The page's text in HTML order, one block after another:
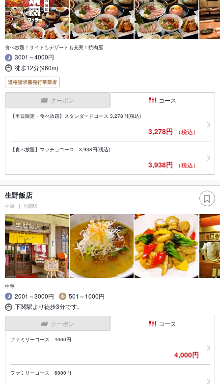
食べ放題！サイドもデザートも充実！焼肉屋
3001～4000円
徒歩12分(960m)
適格請求書発行事業者
クーポン コース
【平日限定・食べ放題】スタンダードコース 3,278円(税込)
3,278円 （税込）
【食べ放題】マッチョコース 3,938円(税込)
3,938円 （税込）
生野飯店
中華 下関駅
中華
2001～3000円
501～1000円
下関駅より徒歩3分です｡
クーポン コース
ファミリーコース 4000円
4,000円
ファミリーコース 6000円